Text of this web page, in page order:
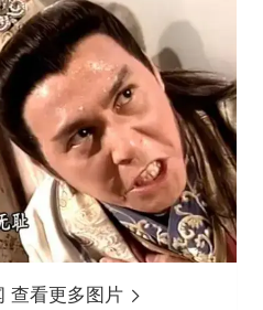
查看更多图片